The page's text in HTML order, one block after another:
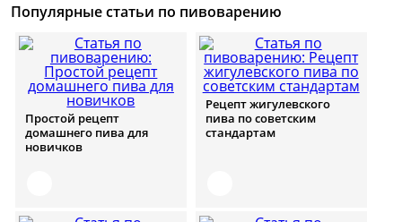
Популярные статьи по пивоварению
Простой рецепт
домашнего пива для
новичков
Рецепт жигулевского
пива по советским
стандартам